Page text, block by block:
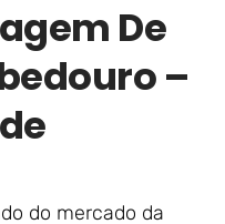
De
–
do mercado da